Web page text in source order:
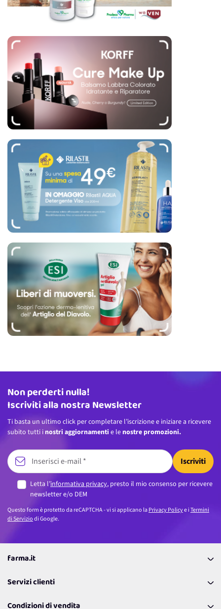
Indirizzo email
Non perderti nulla!
Iscriviti alla nostra Newsletter
Ti basta un ultimo click per completare l’iscrizione e iniziare a ricevere
subito tutti i nostri aggiornamenti e le nostre promozioni.
Iscriviti
Letta l’informativa privacy, presto il mio consenso per ricevere
newsletter e/o DEM
Questo form è protetto da reCAPTCHA - vi si applicano laPrivacy Policye iTermini
di Serviziodi Google.
farma.it
Coupon
Servizi clienti
Richiamami